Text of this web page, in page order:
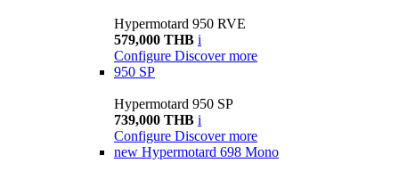
Hypermotard 950 RVE
579,000 THB i
Configure Discover more
950 SP
Hypermotard 950 SP
739,000 THB i
Configure Discover more
new Hypermotard 698 Mono